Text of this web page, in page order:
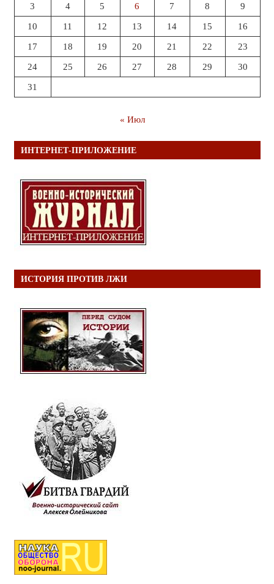
3 4 5 6 7 8 9
10 11 12 13 14 15 16
17 18 19 20 21 22 23
24 25 26 27 28 29 30
31
« Июл
ИНТЕРНЕТ-ПРИЛОЖЕНИЕ
ИСТОРИЯ ПРОТИВ ЛЖИ